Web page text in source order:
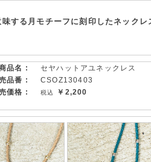
する月モチーフに刻印したネックレ
品名 :
セヤハットアユネックレス
品番 :
CSOZ130403
価格 :
￥2,200